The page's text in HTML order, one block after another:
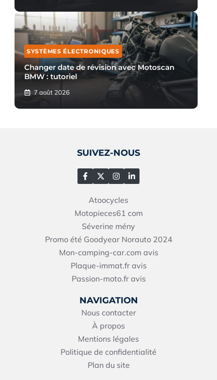
SYSTÈMES ÉLECTRONIQUES
Changer date de révision avec Motoscan
BMW : tutoriel
7 août 2026
NAVIGATION
Nous contacter
À propos
Mentions légales
Politique de confidentialité
Plan du site
SUIVEZ-NOUS
Atoocycles
Motopieces61 com
Séverine mény
Promo été Goodyear Norauto 2024
Mon-camping-car.com avis
Plaque-immat.fr avis
Passion-moto.fr avis